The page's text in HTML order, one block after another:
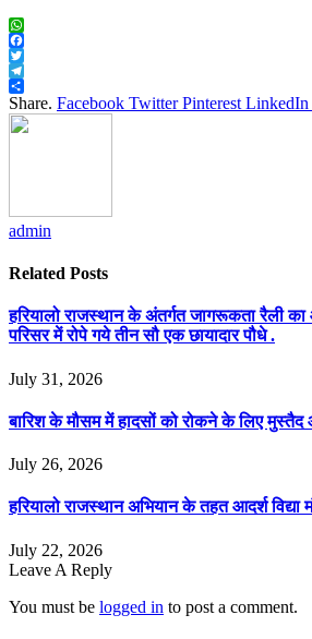
WhatsApp
Facebook
Twitter
Telegram
Share
Share. Facebook Twitter Pinterest LinkedIn
admin
Related Posts
हरियालो राजस्थान के अंतर्गत जागरूकता रैली
परिसर में रोपे गये तीन सौ एक छायादार पौधे .
July 31, 2026
बारिश के मौसम में हादसों को रोकने के लिए
July 26, 2026
हरियालो राजस्थान अभियान के तहत आदर्श विद्या
July 22, 2026
Leave A Reply
You must be logged in to post a comment.